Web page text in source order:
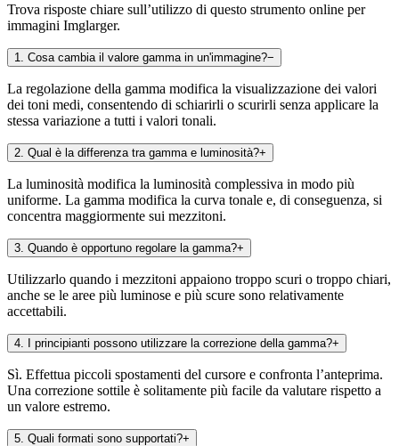
Trova risposte chiare sull’utilizzo di questo strumento online per
immagini Imglarger.
1 Cosa cambia il valore gamma in un'immagine?−
La regolazione della gamma modifica la visualizzazione dei valori
dei toni medi, consentendo di schiarirli o scurirli senza applicare la
stessa variazione a tutti i valori tonali.
2 Qual è la differenza tra gamma e luminosità?+
La luminosità modifica la luminosità complessiva in modo più
uniforme. La gamma modifica la curva tonale e, di conseguenza, si
concentra maggiormente sui mezzitoni.
3 Quando è opportuno regolare la gamma?+
Utilizzarlo quando i mezzitoni appaiono troppo scuri o troppo chiari,
anche se le aree più luminose e più scure sono relativamente
accettabili.
4 I principianti possono utilizzare la correzione della gamma?+
Sì. Effettua piccoli spostamenti del cursore e confronta l’anteprima.
Una correzione sottile è solitamente più facile da valutare rispetto a
un valore estremo.
5 Quali formati sono supportati?+